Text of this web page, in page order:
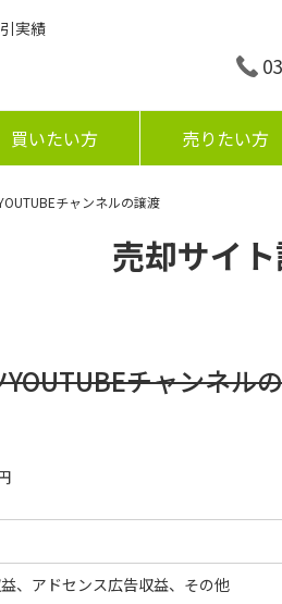
実績
買いたい方 売りたい方
チャンネルの譲渡
売却サイ
チャンネル
、アドセンス広告収益、その他